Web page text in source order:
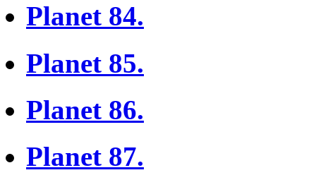
Planet 84.
Planet 85.
Planet 86.
Planet 87.